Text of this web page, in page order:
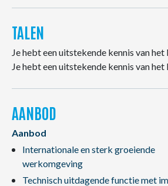
TALEN
Je hebt een uitstekende kennis van
Je hebt een uitstekende kennis van het
AANBOD
Aanbod
Internationale en sterk groeiende
werkomgeving
Technisch uitdagende functie met